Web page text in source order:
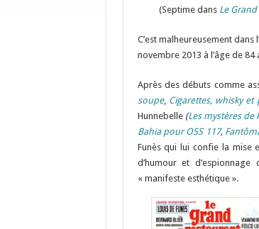
(Septime dans Le
C’est malheureusement
novembre 2013 à l’âge de 84
Après des débuts comme
soupe, Cigarettes, whisky et
Hunnebelle (Les mystères de
Bahia pour OSS 117,
Funès qui lui confie la mise
d’humour et
« manifeste esthétique ».